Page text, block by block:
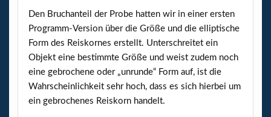
Den Bruchanteil der Probe hatten wir in einer ersten
Programm-Version über die Größe und die elliptische
Form des Reiskornes erstellt. Unterschreitet ein
Objekt eine bestimmte Größe und weist zudem noch
eine gebrochene oder „unrunde“ Form auf, ist die
Wahrscheinlichkeit sehr hoch, dass es sich hierbei um
ein gebrochenes Reiskorn handelt.